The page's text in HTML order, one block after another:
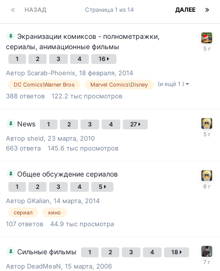
НАЗАД ДАЛЕЕ
Страница 1 из 14
Экранизации комиксов - полнометражки,
сериалы, анимационные фильмы
1 2 3 4 16
Автор Scarab-Phoenix, 18 февраля, 2014
DC Comics\Warner Bros Marvel Comics\Disney (и ещё 1 )
388 ответов 122.2 тыс просмотров
News 1 2 3 4 27
Автор sheid, 23 марта, 2010
663 ответа 145.6 тыс просмотров
Общее обсуждение сериалов
1 2 3 4 5
Автор GKalian, 14 марта, 2014
сериал кино
107 ответов 44.9 тыс просмотра
Сильные фильмы 1 2 3 4 18
Автор DeadMeaN, 15 марта, 2006